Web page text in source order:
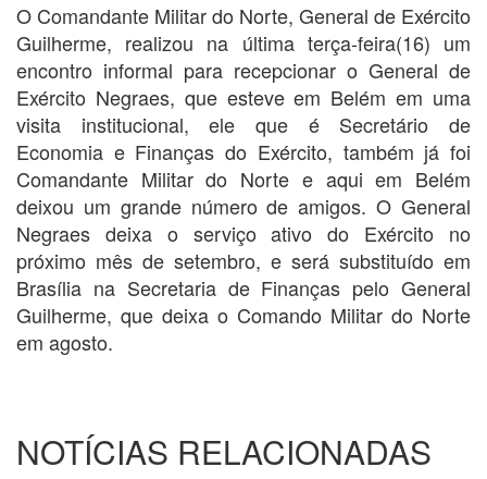
O Comandante Militar do Norte, General de Exército
Guilherme, realizou na última terça-feira(16) um
encontro informal para recepcionar o General de
Exército Negraes, que esteve em Belém em uma
visita institucional, ele que é Secretário de
Economia e Finanças do Exército, também já foi
Comandante Militar do Norte e aqui em Belém
deixou um grande número de amigos. O General
Negraes deixa o serviço ativo do Exército no
próximo mês de setembro, e será substituído em
Brasília na Secretaria de Finanças pelo General
Guilherme, que deixa o Comando Militar do Norte
em agosto.
NOTÍCIAS RELACIONADAS